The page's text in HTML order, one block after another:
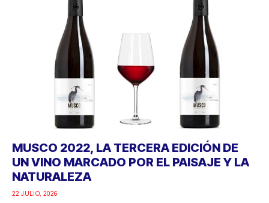
MUSCO 2022, LA TERCERA EDICIÓN DE
UN VINO MARCADO POR EL PAISAJE Y LA
NATURALEZA
22 JULIO, 2026